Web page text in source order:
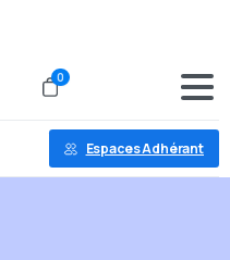
0
Espaces Adhérant